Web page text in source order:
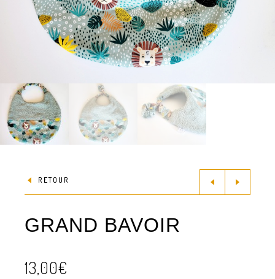
RETOUR
GRAND BAVOIR
13,00€